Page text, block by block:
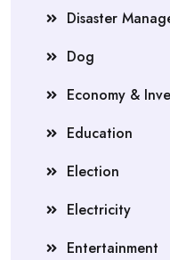
Disaster
Dog
Economy &
Education
Election
Electricity
Entertainment